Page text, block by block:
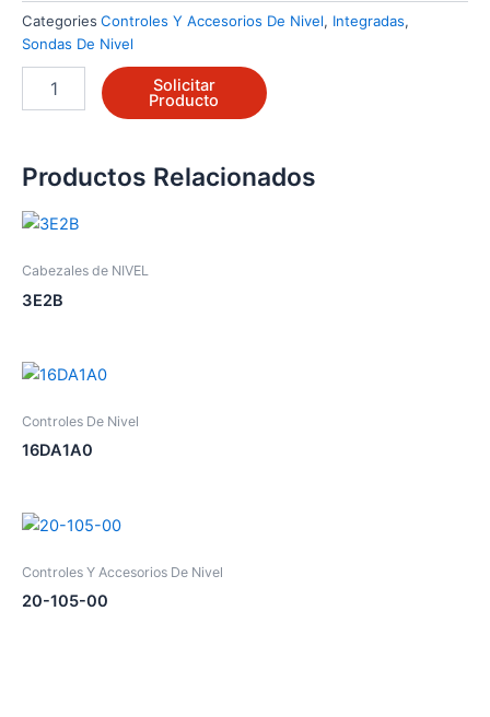
Categories Controles Y Accesorios De Nivel, Integradas,
Sondas De Nivel
cantidad
Solicitar
Producto
Productos Relacionados
Cabezales de NIVEL
3E2B
Controles De Nivel
16DA1A0
Controles Y Accesorios De Nivel
20-105-00